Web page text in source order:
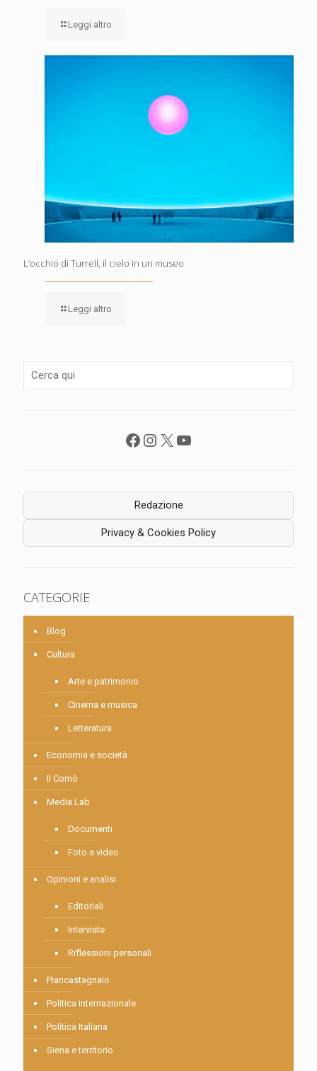
Leggi altro
L’occhio di Turrell, il cielo in un museo
Leggi altro
Facebook
Instagram
X YouTube
Redazione
Privacy & Cookies Policy
CATEGORIE
Blog
Cultura
Arte e patrimonio
Cinema e musica
Letteratura
Economia e società
Il Comò
Media Lab
Documenti
Foto e video
Opinioni e analisi
Editoriali
Interviste
Riflessioni personali
Piancastagnaio
Politica internazionale
Politica Italiana
Siena e territorio